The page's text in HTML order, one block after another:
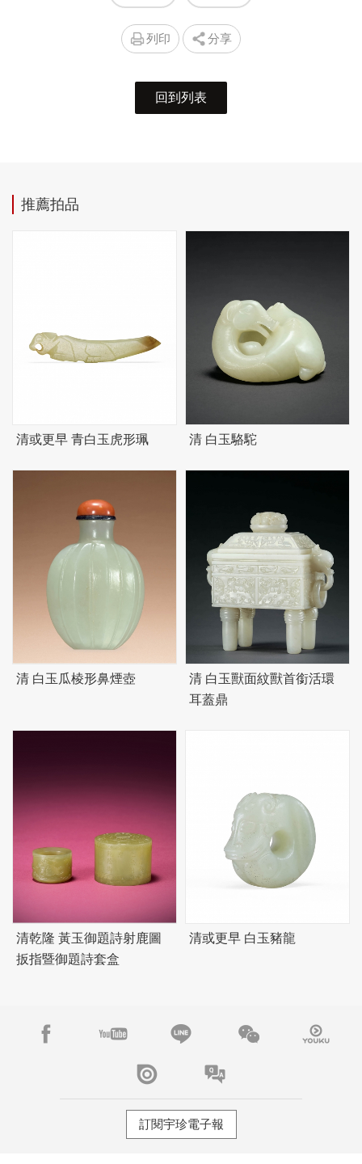
列印 分享
回到列表
推薦拍品
清或更早 青白玉虎形珮 清 白玉駱駝
清 白玉瓜棱形鼻煙壺
清 白玉獸面紋獸首銜活環
耳蓋鼎
清乾隆 黃玉御題詩射鹿圖
扳指暨御題詩套盒
清或更早 白玉豬龍
訂閱宇珍電子報